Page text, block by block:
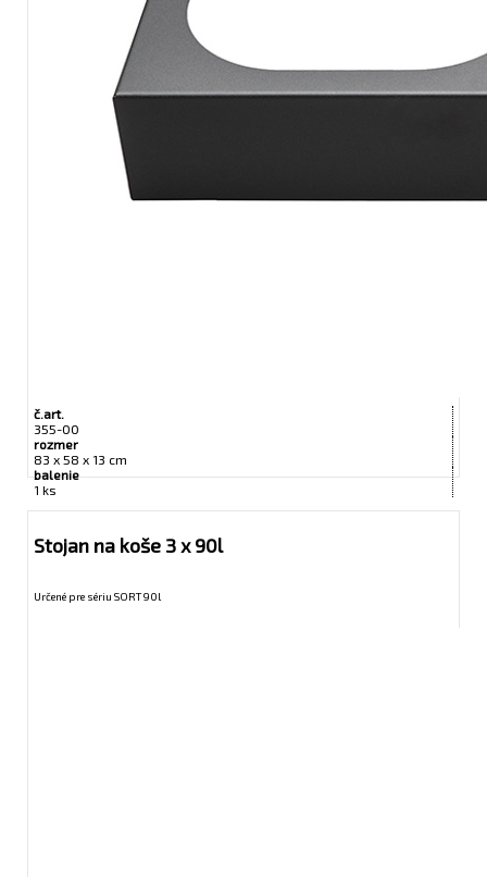
č.art.
355-00
rozmer
83 x 58 x 13 cm
balenie
1 ks
Stojan na koše 3 x 90l
Určené pre sériu SORT 90l